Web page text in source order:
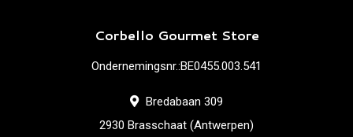
Corbello Gourmet Store
Ondernemingsnr.:BE0455.003.541
Bredabaan 309
2930 Brasschaat (Antwerpen)